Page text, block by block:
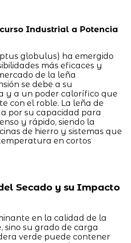
Industrial a Potencia
globulus) ha emergido
más eficaces y
de la leña
se debe a su
y a un poder calorífico que
con el roble. La leña de
por su capacidad para
y rápido, siendo la
de hierro y sistemas que
en cortos
Secado y su Impacto
en la calidad de la
sino su grado de carga
verde puede contener